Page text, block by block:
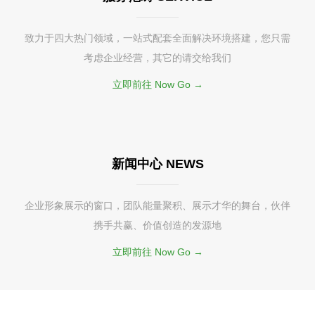
致力于四大热门领域，一站式配套全面解决环境搭建，您只需
考虑企业经营，其它的请交给我们
立即前往 Now Go →
新闻中心 NEWS
企业形象展示的窗口，团队能量聚积、展示才华的舞台，伙伴
携手共赢、价值创造的发源地
立即前往 Now Go →